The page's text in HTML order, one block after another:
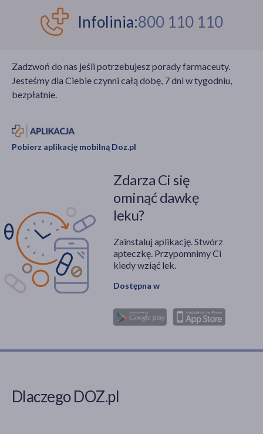
Infolinia:800 110 110
Zadzwoń do nas jeśli potrzebujesz porady farmaceuty.
Jesteśmy dla Ciebie czynni całą dobę, 7 dni w tygodniu,
bezpłatnie.
Pobierz aplikację mobilną Doz.pl
Zdarza Ci się
ominąć dawkę
leku?
Zainstaluj aplikację. Stwórz
apteczkę. Przypomnimy Ci
kiedy wziąć lek.
Dostępna w
Dlaczego DOZ.pl